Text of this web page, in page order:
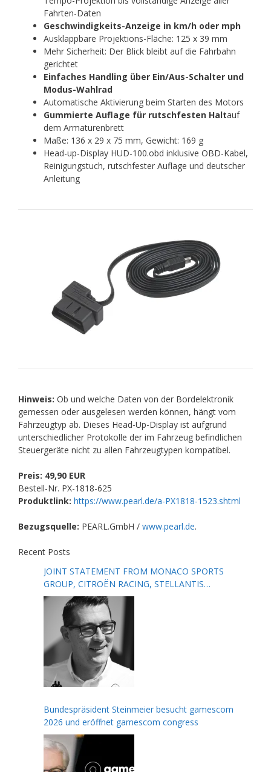
Fahrten-Daten
Geschwindigkeits-Anzeige in km/h oder mph
Ausklappbare Projektions-Fläche: 125 x 39 mm
Mehr Sicherheit: Der Blick bleibt auf die Fahrbahn
gerichtet
Einfaches Handling über Ein/Aus-Schalter und
Modus-Wahlrad
Automatische Aktivierung beim Starten des Motors
Gummierte Auflage für rutschfesten Haltauf
dem Armaturenbrett
Maße: 136 x 29 x 75 mm, Gewicht: 169 g
Head-up-Display HUD-100.obd inklusive OBD-Kabel,
Reinigungstuch, rutschfester Auflage und deutscher
Anleitung
Hinweis: Ob und welche Daten von der Bordelektronik
gemessen oder ausgelesen werden können, hängt vom
Fahrzeugtyp ab. Dieses Head-Up-Display ist aufgrund
unterschiedlicher Protokolle der im Fahrzeug befindlichen
Steuergeräte nicht zu allen Fahrzeugtypen kompatibel.
Preis: 49,90 EUR
Bestell-Nr. PX-1818-625
Produktlink: https://www.pearl.de/a-PX1818-1523.shtml
Bezugsquelle: PEARL.GmbH / www.pearl.de.
Recent Posts
JOINT STATEMENT FROM MONACO SPORTS
GROUP, CITROËN RACING, STELLANTIS
MOTORSPORT, FORMULA E AND THE FIA
Bundespräsident Steinmeier besucht gamescom
2026 und eröffnet gamescom congress